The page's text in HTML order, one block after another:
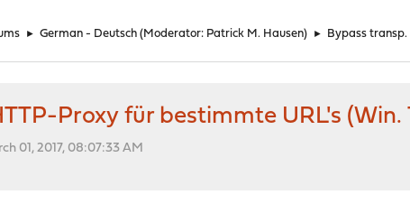
► German - Deutsch (Moderator: Patrick M. Hausen) ► Bypass
Proxy für bestimmte URL's
01, 2017, 08:07:33 AM